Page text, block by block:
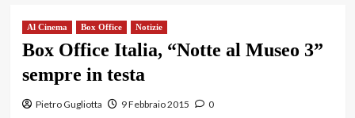
Al Cinema Box Office Notizie
Box Office Italia, “Notte al Museo 3”
sempre in testa
Pietro Gugliotta 9 Febbraio 2015 0